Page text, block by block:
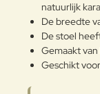
natuurlijk
De breedte
De stoel
Gemaakt
Geschikt